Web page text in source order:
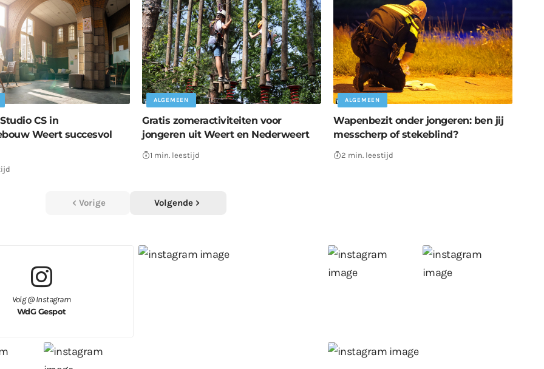
CS in
Weert succesvol
ALGEMEEN
Gratis zomeractiviteiten voor
jongeren uit Weert en Nederweert
1 min. leestijd
ALGEMEEN
Wapenbezit onder jongeren: ben jij
messcherp of stekeblind?
2 min. leestijd
Vorige Volgende
Volg @ Instagram
WdG Gespot